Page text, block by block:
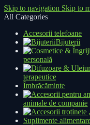
Skip to navigation Skip to
All Categories
Accesorii telefoane
Bijuterii
personală
terapeutice
Îmbrăcăminte
animale de companie
Suplimente